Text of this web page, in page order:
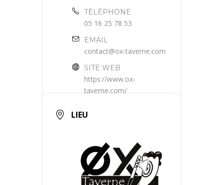
TÉLÉPHONE
05 16 25 78 53
EMAIL
contact@ox-taverne.com
SITE WEB
https://www.ox-
taverne.com/
LIEU